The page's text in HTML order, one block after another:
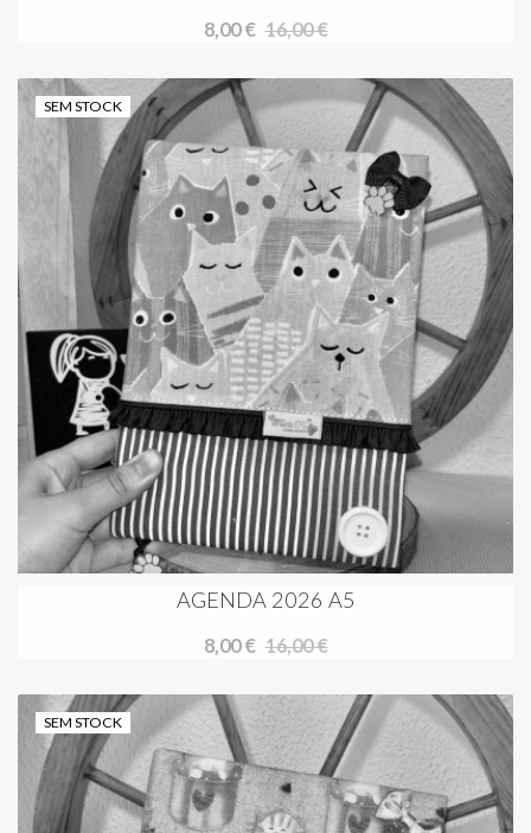
8,00 € 16,00 €
SEM STOCK
AGENDA 2026 A5
8,00 € 16,00 €
SEM STOCK